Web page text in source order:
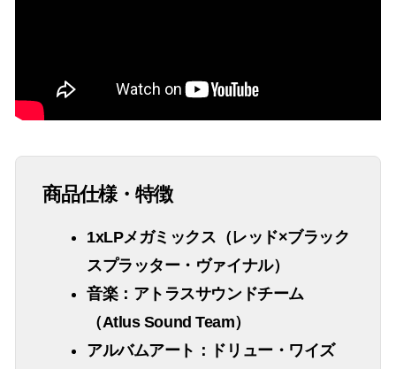
商品仕様・特徴
1xLPメガミックス（レッド×ブラック
スプラッター・ヴァイナル）
音楽： アトラスサウンドチーム
（Atlus Sound Team）
アルバムアート：
ドリュー・ワイズ